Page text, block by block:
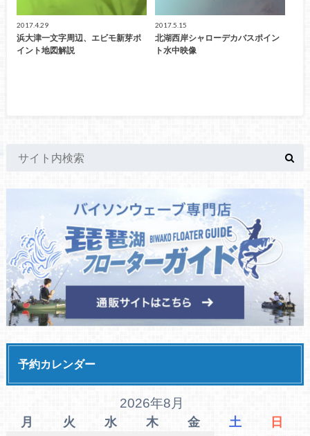
2017.4.29
浜大津一文字周辺、エビモ新芽ポ
イント地図解説
2017.5.15
北湖西岸シャローデカバスポイン
ト水中映像
予約カレンダー
2026年8月
月 火 水 木 金 土 日